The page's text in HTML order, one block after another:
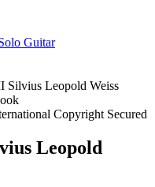
Guitar
Copyright Secured
Leopold